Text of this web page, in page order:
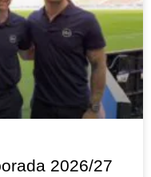
2026/27